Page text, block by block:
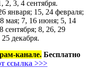
2, 3, 4 сентября.
января; 15, 24 февраля;
мая; 7, 16 июня; 5, 14
сентября; 8, 26, 29
декабря.
канале. Бесплатно
ссылка >>>